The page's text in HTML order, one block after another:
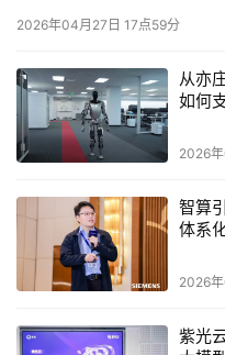
驱动器单机预算的客户提
随着时代发展，企业数
少，EXABYTE清晰捕捉
化产品。
Exabyte’s VXA-2
磁带槽位) 提供高达
众的标准配置包括条
2026年04月27日 17点59分
从亦
如何
2026
智算
体系
2026
紫光